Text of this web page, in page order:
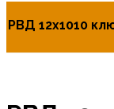
РВД 12х1010